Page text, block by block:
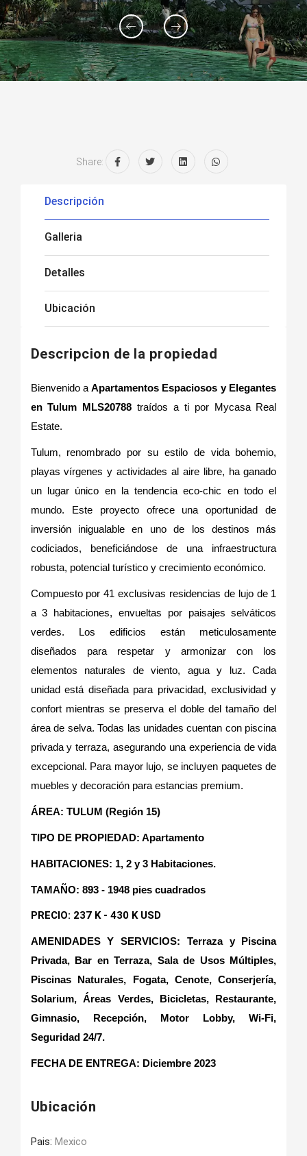
Share:
Descripción
Galleria
Detalles
Ubicación
Descripcion de la propiedad
Bienvenido a Apartamentos Espaciosos y Elegantes
en Tulum MLS20788traídos a ti por Mycasa Real
Estate.
Tulum, renombrado por su estilo de vida bohemio,
playas vírgenes y actividades al aire libre, ha ganado
un lugar único en la tendencia eco-chic en todo el
mundo. Este proyecto ofrece una oportunidad de
inversión inigualable en uno de los destinos más
codiciados, beneficiándose de una infraestructura
robusta, potencial turístico y crecimiento económico.
Compuesto por 41 exclusivas residencias de lujo de 1
a 3 habitaciones, envueltas por paisajes selváticos
verdes. Los edificios están meticulosamente
diseñados para respetar y armonizar con los
elementos naturales de viento, agua y luz. Cada
unidad está diseñada para privacidad, exclusividad y
confort mientras se preserva el doble del tamaño del
área de selva. Todas las unidades cuentan con piscina
privada y terraza, asegurando una experiencia de vida
excepcional. Para mayor lujo, se incluyen paquetes de
muebles y decoración para estancias premium.
ÁREA: TULUM (Región 15)
TIPO DE PROPIEDAD: Apartamento
HABITACIONES: 1, 2 y 3 Habitaciones.
TAMAÑO: 893 - 1948 pies cuadrados
PRECIO: 237 K - 430 K USD
AMENIDADES Y SERVICIOS: Terraza y Piscina
Privada, Bar en Terraza, Sala de Usos Múltiples,
Piscinas Naturales, Fogata, Cenote, Conserjería,
Solarium, Áreas Verdes, Bicicletas, Restaurante,
Gimnasio, Recepción, Motor Lobby, Wi-Fi,
Seguridad 24/7.
FECHA DE ENTREGA: Diciembre 2023
Ubicación
Pais: Mexico